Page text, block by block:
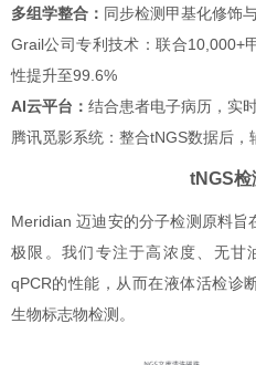
多组学整合： 同步检测甲基化修饰
Grail公司专利技术：联合10,000+
性提升至99.6%
AI云平台： 结合患者电子病历，实
腾讯觅影系统：整合tNGS数据后
tNGS检
Meridian 迈迪安的分子检测原料
极限。我们专注于高浓度、无甘
qPCR的性能，从而在液体活检诊
生物标志物检测。